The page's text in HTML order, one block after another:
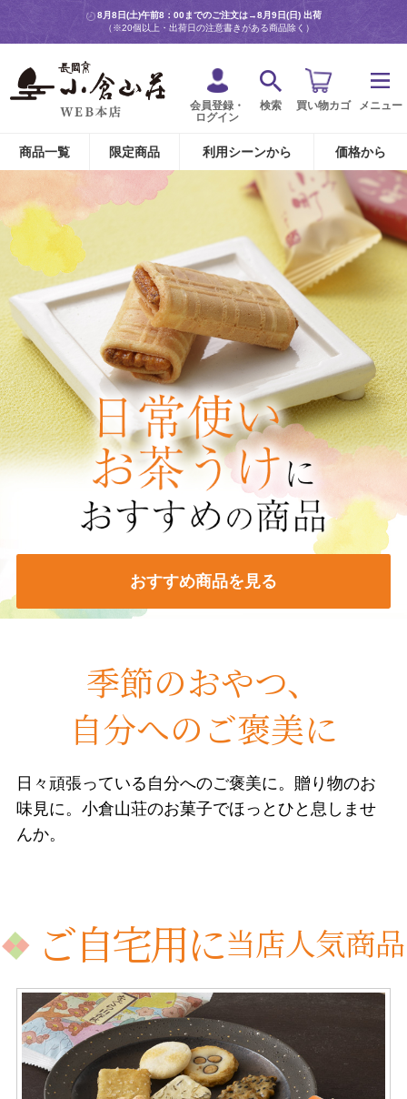
8月8日(土)午前8：00までのご注文は→8月9日(日) 出荷
（※20個以上・出荷日の注意書きがある商品除く）
会員登録・
ログイン
検索 買い物カゴ メニュー
商品一覧 限定商品 利用シーンから 価格から
おすすめ商品を見る
季節のおやつ、
自分へのご褒美に
日々頑張っている自分へのご褒美に。贈り物のお
味見に。小倉山荘のお菓子でほっとひと息しませ
んか。
ご自宅用に当店人気商品